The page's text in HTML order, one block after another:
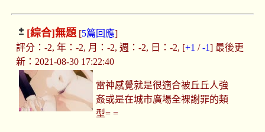
[綜合]無題[5篇回應]
評分：-2, 年：-2, 月：-2, 週：-2, 日：-2, [+1 /-1] 最後更
新：2021-08-30 17:22:40
雷神感覺就是很適合被丘丘人強
姦或是在城市廣場全裸謝罪的類
型= =